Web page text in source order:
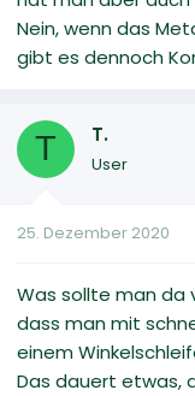
Nein, wenn das
gibt es dennoch
T T.
User
25. Dezember 2020
Was sollte man da
dass man mit
einem
Das dauert etwas,